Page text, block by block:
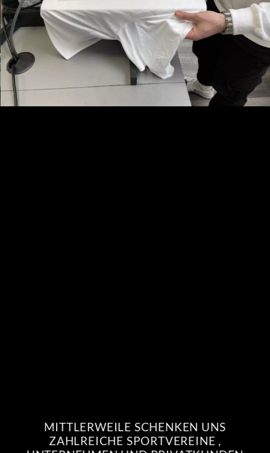
MITTLERWEILE SCHENKEN UNS
ZAHLREICHE SPORTVEREINE ,